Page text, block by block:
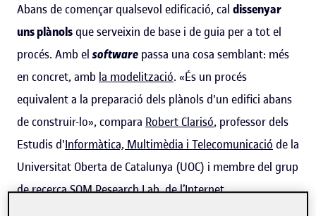
Abans de començar qualsevol edificació, cal dissenyar
uns plànols que serveixin de base i de guia per a tot el
procés. Amb elsoftware passa una cosa semblant: més
en concret, amb la modelització. «És un procés
equivalent a la preparació dels plànols d'un edifici abans
de construir-lo», compara Robert Clarisó, professor dels
Estudis d'Informàtica, Multimèdia i Telecomunicació de la
Universitat Oberta de Catalunya (UOC) i membre del grup
de recercaSOM Research Lab, de l’Internet